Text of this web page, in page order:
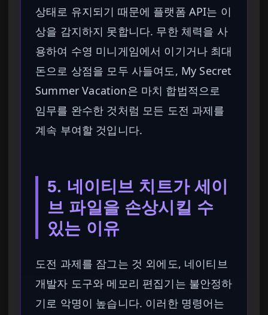
상태로 유지되기 때문에 플랫폼 API는 이
상을 감지하지 못합니다. 무한 체력을 사
용하여 수영 미니게임에서 이기거나 최대
돈으로 상점을 모두 사들여도, My Secret
Summer Vacation은 마치 합법적으로
임무를 완수한 것처럼 모든 도전 과제를
계속 부여할 것입니다.
5. 네이티브 치트가 세이
브 파일을 손상시킬 수
있는 이유
도전 과제를 잠그는 것 외에도, 네이티브
개발자 도구와 메모리 편집기는 불안정하
기로 악명이 높습니다. 이러한 명령어는